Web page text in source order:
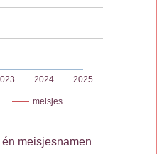
meisjes
2024 2025
meisjesnamen